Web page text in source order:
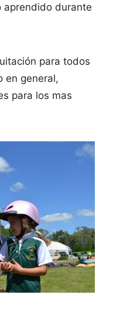
aprendido durante
para todos
en general,
para los mas